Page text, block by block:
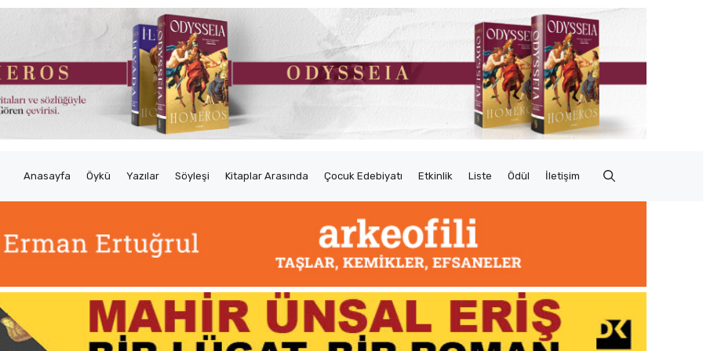
Anasayfa Öykü Yazılar Söyleşi Kitaplar Arasında Çocuk Edebiyatı Etkinlik Liste Ödül İletişim